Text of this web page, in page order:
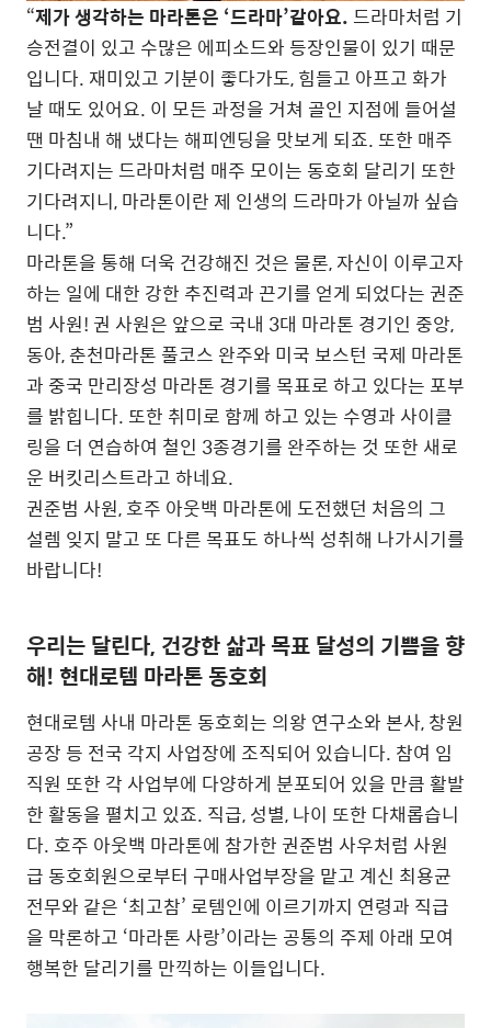
“제가 생각하는 마라톤은 ‘드라마’같아요.드라마처럼 기
승전결이 있고 수많은 에피소드와 등장인물이 있기 때문
입니다. 재미있고 기분이 좋다가도, 힘들고 아프고 화가
날 때도 있어요. 이 모든 과정을 거쳐 골인 지점에 들어설
땐 마침내 해 냈다는 해피엔딩을 맛보게 되죠. 또한 매주
기다려지는 드라마처럼 매주 모이는 동호회 달리기 또한
기다려지니, 마라톤이란 제 인생의 드라마가 아닐까 싶습
니다.”
마라톤을 통해 더욱 건강해진 것은 물론, 자신이 이루고자
하는 일에 대한 강한 추진력과 끈기를 얻게 되었다는 권준
범 사원! 권 사원은 앞으로 국내 3대 마라톤 경기인 중앙,
동아, 춘천마라톤 풀코스 완주와 미국 보스턴 국제 마라톤
과 중국 만리장성 마라톤 경기를 목표로 하고 있다는 포부
를 밝힙니다. 또한 취미로 함께 하고 있는 수영과 사이클
링을 더 연습하여 철인 3종경기를 완주하는 것 또한 새로
운 버킷리스트라고 하네요.
권준범 사원, 호주 아웃백 마라톤에 도전했던 처음의 그
설렘 잊지 말고 또 다른 목표도 하나씩 성취해 나가시기를
바랍니다!
우리는 달린다, 건강한 삶과 목표 달성의 기쁨을 향
해! 현대로템 마라톤 동호회
현대로템 사내 마라톤 동호회는 의왕 연구소와 본사, 창원
공장 등 전국 각지 사업장에 조직되어 있습니다. 참여 임
직원 또한 각 사업부에 다양하게 분포되어 있을 만큼 활발
한 활동을 펼치고 있죠. 직급, 성별, 나이 또한 다채롭습니
다. 호주 아웃백 마라톤에 참가한 권준범 사우처럼 사원
급 동호회원으로부터 구매사업부장을 맡고 계신 최용균
전무와 같은 ‘최고참’ 로템인에 이르기까지 연령과 직급
을 막론하고 ‘마라톤 사랑’이라는 공통의 주제 아래 모여
행복한 달리기를 만끽하는 이들입니다.